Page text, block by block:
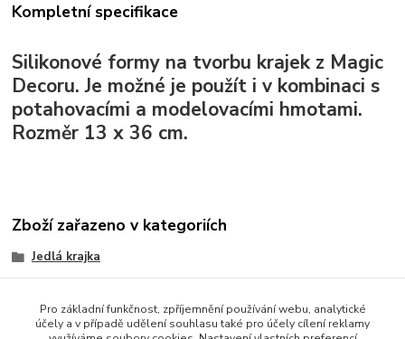
Kompletní specifikace
Silikonové formy na tvorbu krajek z Magic
Decoru. Je možné je použít i v kombinaci s
potahovacími a modelovacími hmotami.
Rozměr 13 x 36 cm.
Zboží zařazeno v kategoriích
Jedlá krajka
Pro základní funkčnost, zpříjemnění používání webu, analytické
účely a v případě udělení souhlasu také pro účely cílení reklamy